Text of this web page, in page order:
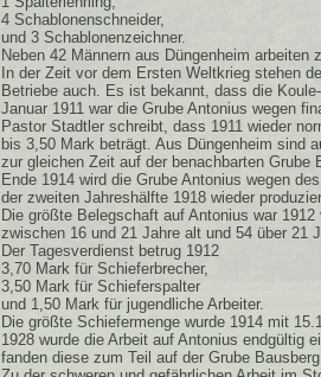
4 Schablonenschneider,
und 3 Schablonenzeichner.
Neben 42 Männern aus Düngenheim
In der Zeit vor dem Ersten Weltkrieg stehen
Betriebe auch. Es ist bekannt, dass die
Januar 1911 war die Grube Antonius wegen
Pastor Stadtler schreibt, dass 1911 wieder
bis 3,50 Mark beträgt. Aus Düngenheim sind
zur gleichen Zeit auf der benachbarten Grube
Ende 1914 wird die Grube Antonius wegen
der zweiten Jahreshälfte 1918 wieder
Die größte Belegschaft auf Antonius war
zwischen 16 und 21 Jahre alt und 54 über 21
Der Tagesverdienst betrug 1912
3,70 Mark für Schieferbrecher,
3,50 Mark für Schieferspalter
und 1,50 Mark für jugendliche Arbeiter.
Die größte Schiefermenge wurde 1914 mit
1928 wurde die Arbeit auf Antonius endgültig
fanden diese zum Teil auf der Grube